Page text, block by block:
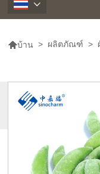

บ้าน > ผลิตภัณฑ์ >
สินค้า
เพิ่ม